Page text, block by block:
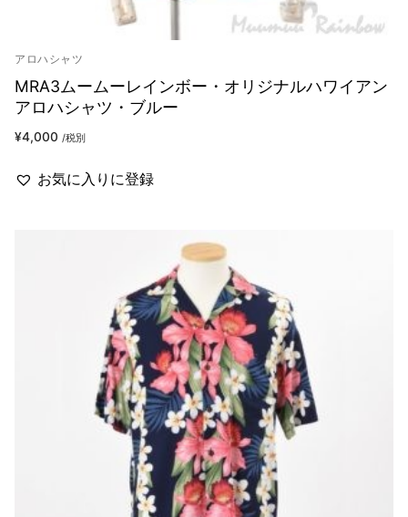
アロハシャツ
MRA3ムームーレインボー・オリジナルハワイアン
アロハシャツ・ブルー
¥4,000 /税別
お気に入りに登録